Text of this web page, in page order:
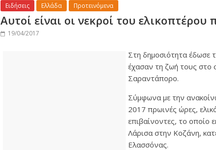
Ειδήσεις Ελλάδα Προτεινόμενα
Αυτοί είναι οι νεκροί του
19/04/2017
Στη δημοσιότητα έδωσε
έχασαν τη ζωή τους στο
Σαραντάπορο.
Σύμφωνα με την
2017 πρωινές ώρες,
επιβαίνοντες, το οποίο
Λάρισα στην Κοζάνη,
Ελασσόνας.